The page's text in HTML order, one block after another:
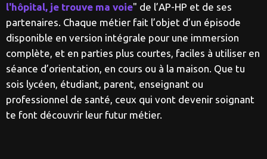
l'hôpital, je trouve ma voie" de l’AP-HP et de ses
partenaires. Chaque métier fait l’objet d’un épisode
disponible en version intégrale pour une immersion
complète, et en parties plus courtes, faciles à utiliser en
séance d’orientation, en cours ou à la maison. Que tu
sois lycéen, étudiant, parent, enseignant ou
professionnel de santé, ceux qui vont devenir soignant
te font découvrir leur futur métier.